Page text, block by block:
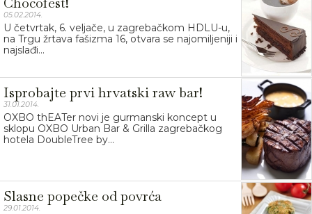
05.02.2014.
U četvrtak, 6. veljače, u zagrebačkom HDLU-u,
na Trgu žrtava fašizma 16, otvara se najomiljeniji i
najslađi...
Isprobajte prvi hrvatski raw bar!
31.01.2014.
OXBO thEATer novi je gurmanski koncept u
sklopu OXBO Urban Bar & Grilla zagrebačkog
hotela DoubleTree by...
Slasne popečke od povrća
29.01.2014.